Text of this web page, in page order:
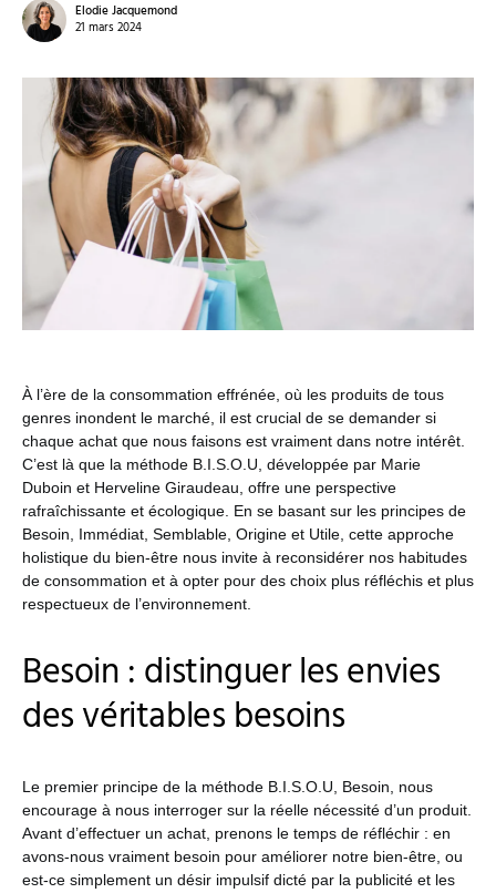
Elodie Jacquemond
21 mars 2024
À l’ère de la consommation effrénée, où les produits de tous
genres inondent le marché, il est crucial de se demander si
chaque achat que nous faisons est vraiment dans notre intérêt.
C’est là que la méthode B.I.S.O.U, développée par Marie
Duboin et Herveline Giraudeau, offre une perspective
rafraîchissante et écologique. En se basant sur les principes de
Besoin, Immédiat, Semblable, Origine et Utile, cette approche
holistique du bien-être nous invite à reconsidérer nos habitudes
de consommation et à opter pour des choix plus réfléchis et plus
respectueux de l’environnement.
Besoin : distinguer les envies
des véritables besoins
Le premier principe de la méthode B.I.S.O.U, Besoin, nous
encourage à nous interroger sur la réelle nécessité d’un produit.
Avant d’effectuer un achat, prenons le temps de réfléchir : en
avons-nous vraiment besoin pour améliorer notre bien-être, ou
est-ce simplement un désir impulsif dicté par la publicité et les